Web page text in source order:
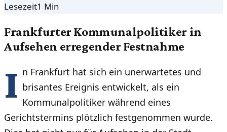
Lesezeit1 Min
Frankfurter Kommunalpolitiker in
Aufsehen erregender Festnahme
I n Frankfurt hat sich ein unerwartetes und
brisantes Ereignis entwickelt, als ein
Kommunalpolitiker während eines
Gerichtstermins plötzlich festgenommen wurde.